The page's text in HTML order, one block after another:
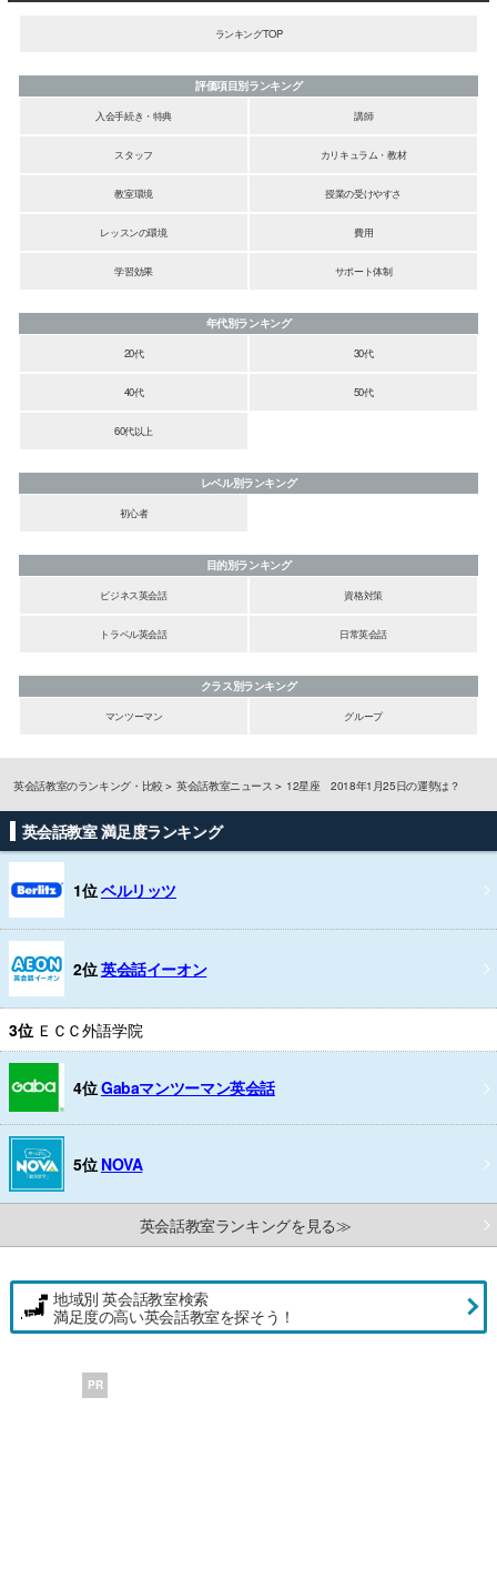
ランキングTOP
評価項目別ランキング
入会手続き・特典
講師
スタッフ カリキュラム・教材
教室環境 授業の受けやすさ
レッスンの環境 費用
学習効果 サポート体制
年代別ランキング
20代
30代
40代 50代
60代以上
レベル別ランキング
初心者
目的別ランキング
ビジネス英会話
資格対策
トラベル英会話 日常英会話
クラス別ランキング
マンツーマン
グループ
英会話教室のランキング・比較 英会話教室ニュース 12星座 2018年1月25日の運勢は？
英会話教室 満足度ランキング
1位ベルリッツ
2位英会話イーオン
3位 ＥＣＣ外語学院
4位Gabaマンツーマン英会話
5位 NOVA
英会話教室ランキングを見る≫
地域別 英会話教室検索
満足度の高い英会話教室を探そう！
PR